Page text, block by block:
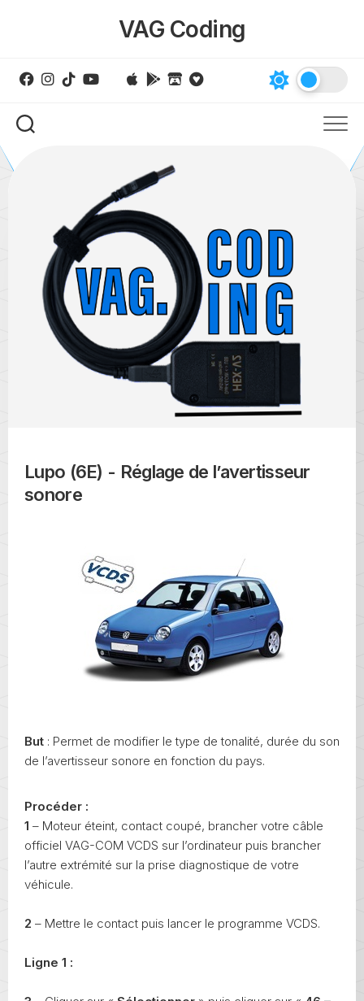
VAG Coding
Lupo (6E) - Réglage de l’avertisseur
sonore
But : Permet de modifier le type de tonalité, durée du son
de l’avertisseur sonore en fonction du pays.
Procéder :
1 – Moteur éteint, contact coupé, brancher votre câble
officiel VAG-COM VCDS sur l’ordinateur puis brancher
l’autre extrémité sur la prise diagnostique de votre
véhicule.
2 – Mettre le contact puis lancer le programme VCDS.
Ligne 1 :